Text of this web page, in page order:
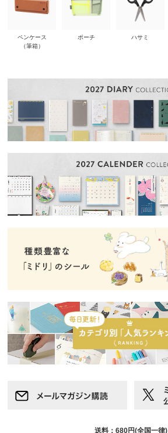
ペンケース
（筆箱）
ポーチ ハサミ
送料：680円(全国一律)